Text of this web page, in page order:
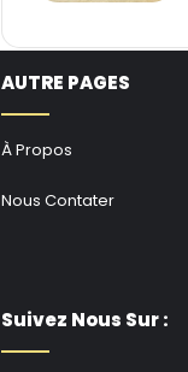
AUTRE PAGES
À Propos
Nous Contater
Suivez Nous Sur :